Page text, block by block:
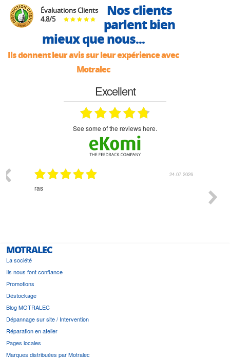
Évaluations Clients
4.8/5
Nos clients
parlent bien
mieux que nous...
Ils donnent leur avis sur leur expérience avec
Motralec
Excellent
see some of the reviews here.
24.07.2026
ras
MOTRALEC
La société
Ils nous font confiance
Promotions
Déstockage
Blog MOTRALEC
Dépannage sur site / Intervention
Réparation en atelier
Pages locales
Marques distribuées par Motralec